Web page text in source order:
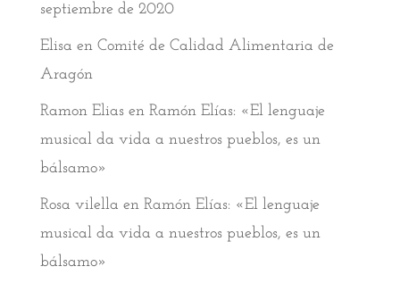
septiembre de 2020
Elisa en Comité de Calidad Alimentaria de
Aragón
Ramon Eliasen Ramón Elías: «El lenguaje
musical da vida a nuestros pueblos, es un
bálsamo»
Rosa vilella en Ramón Elías: «El lenguaje
musical da vida a nuestros pueblos, es un
bálsamo»